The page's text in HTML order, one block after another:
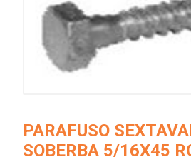
PARAFUSO
SOBERBA 5/16X45